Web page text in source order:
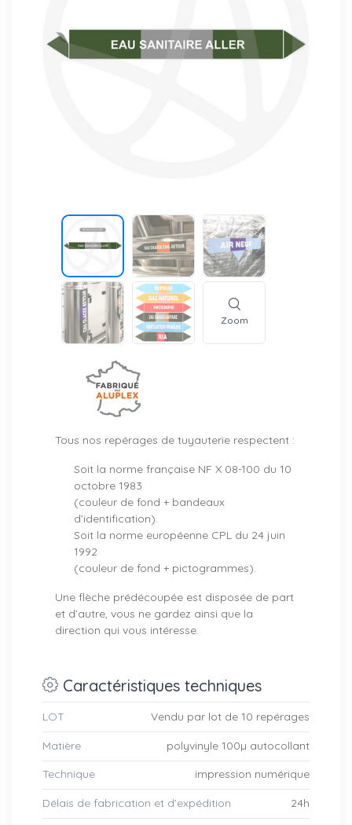
Zoom
Tous nos repérages de tuyauterie respectent :
Soit la norme française NF X 08-100 du 10
octobre 1983
(couleur de fond + bandeaux
d’identification).
Soit la norme européenne CPL du 24 juin
1992
(couleur de fond + pictogrammes).
Une flèche prédécoupée est disposée de part
et d’autre, vous ne gardez ainsi que la
direction qui vous intéresse.
Caractéristiques techniques
LOT Vendu par lot de 10 repérages
Matière polyvinyle 100µ autocollant
Technique impression numérique
Délais de fabrication et d’expédition 24h